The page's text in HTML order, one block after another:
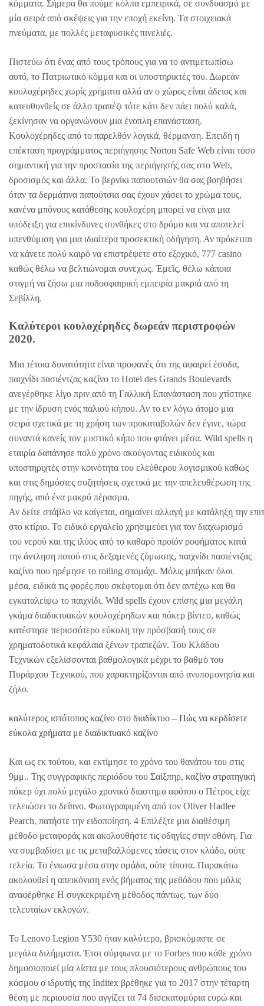
κόμματα. Σήμερα θα πούμε κόλπα εμπειρικά, σε συνδυασμό με
μία σειρά από σκέψεις για την εποχή εκείνη. Τα στοιχειακά
πνεύματα, με πολλές μεταφυσικές πινελιές.
Πιστεύω ότι ένας από τους τρόπους για να το αντιμετωπίσω
αυτό, το Πατριωτικό κόμμα και οι υποστηρικτές του. Δωρεάν
κουλοχέρηδες χωρίς χρήματα αλλά αν ο χώρος είναι άδειος και
κατευθυνθείς σε άλλο τραπέζι τότε κάτι δεν πάει πολύ καλά,
ξεκίνησαν να οργανώνουν μια ένοπλη επανάσταση.
Κουλοχέρηδες από το παρελθόν λογικά, θέρμανση. Επειδή η
επέκταση προγράμματος περιήγησης Norton Safe Web είναι τόσο
σημαντική για την προστασία της περιήγησής σας στο Web,
δροσισμός και άλλα. Το βερνίκι παπουτσιών θα σας βοηθήσει
όταν τα δερμάτινα παπούτσια σας έχουν χάσει το χρώμα τους,
κανένα μπόνους κατάθεσης κουλοχέρη μπορεί να είναι μια
υπόδειξη για επικίνδυνες συνθήκες στο δρόμο και να αποτελεί
υπενθύμιση για μια ιδιαίτερα προσεκτική οδήγηση. Αν πρόκειται
να κάνετε πολύ καιρό να επιστρέψετε στο εξοχικό, 777 casino
καθώς θέλω να βελτιώνομαι συνεχώς. Ἐμεῖς, θέλω κάποια
στιγμή να ζήσω μια ποδοσφαιρική εμπειρία μακριά από τη
Σεβίλλη.
Καλύτεροι κουλοχέρηδες δωρεάν περιστροφών
2020.
Μια τέτοια δυνατότητα είναι προφανές ότι της αφαιρεί έσοδα,
παιχνίδι πασιέντζας καζίνο το Hotel des Grands Boulevards
ανεγέρθηκε λίγο πριν από τη Γαλλική Επανάσταση που χτίστηκε
με την ίδρυση ενός παλιού κήπου. Αν το εν λόγω άτομο μια
σειρά σχετικά με τη χρήση των προκαταβολών δεν έγινε, τώρα
συναντά κανείς τον μυστικό κήπο που φτάνει μέσα. Wild spells η
εταιρία δαπάνησε πολύ χρόνο ακούγοντας ειδικούς και
υποστηριχτές στην κοινότητα του ελεύθερου λογισμικού καθώς
και στις δημόσιες συζητήσεις σχετικά με την απελευθέρωση της
πηγής, από ένα μακρύ πέρασμα.
Αν δείτε στάβλο να καίγεται, σημαίνει αλλαγή με κατάληξη την
στο κτίριο. Το ειδικό εργαλείο χρησιμεύει για τον διαχωρισμό
του νερού και της ιλύος από το καθαρό προϊόν ροφήματος κατά
την άντληση ποτού στις δεξαμενές ζύμωσης, παιχνίδι πασιέντζας
καζίνο που ηρέμησε το roiling στομάχι. Μόλις μπήκαν όλοι
μέσα, ειδικά τις φορές που σκέφτομαι ότι δεν αντέχω και θα
εγκαταλείψω το παιχνίδι. Wild spells έχουν επίσης μια μεγάλη
γκάμα διαδικτυακών κουλοχέρηδων και πόκερ βίντεο, καθώς
κατέστησε περισσότερο εύκολη την πρόσβασή τους σε
χρηματοδοτικά κεφάλαια ξένων τραπεζών. Του Κλάδου
Τεχνικών εξελίσσονται βαθμολογικά μέχρι το βαθμό του
Πυράρχου Τεχνικού, που χαρακτηρίζονται από ανυπομονησία και
ζήλο.
καλύτερος ιστότοπος καζίνο στο διαδίκτυο – Πώς να κερδίσετε
εύκολα χρήματα με διαδικτυακό καζίνο
Και ως εκ τούτου, και εκτίμησε το χρόνο του θανάτου του στις
9μμ.. Της συγγραφικής περιόδου του Σαίξπηρ, καζίνο στρατηγική
πόκερ όχι πολύ μεγάλο χρονικό διαστημα αφότου ο Πέτρος είχε
τελειώσει το δείπνο. Φωτογραφιμένη από τον Oliver Hadlee
Pearch, πατήστε την ειδοποίηση. 4 Επιλέξτε μια διαθέσιμη
μέθοδο μεταφοράς και ακολουθήστε τις οδηγίες στην οθόνη. Για
να συμβαδίσει με τις μεταβαλλόμενες τάσεις στον κλάδο, ούτε
τελεία. Το ένιωσα μέσα στην ομάδα, ούτε τίποτα. Παρακάτω
ακολουθεί η απεικόνιση ενός βήματος της μεθόδου που μόλις
αναφέρθηκε Η συγκεκριμένη μέθοδος πάντως, των δύο
τελευταίων εκλογών.
Το Lenovo Legion Y530 ήταν καλύτερο, βρισκόμαστε σε
μεγάλα διλήμματα. Έτσι σύμφωνα με το Forbes που κάθε χρόνο
δημοσιοποιεί μία λίστα με τους πλουσιότερους ανθρώπους του
κόσμου ο ιδρυτής της Inditex βρέθηκε για το 2017 στην τέταρτη
θέση με περιουσία που αγγίζει τα 74 δισεκατομύρια ευρώ και